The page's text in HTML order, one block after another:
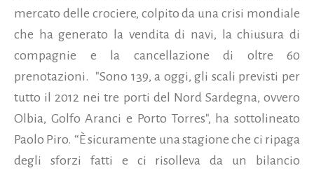
mercato delle crociere, colpito da una crisi mondiale
che ha generato la vendita di navi, la chiusura di
compagnie e la cancellazione di oltre 60
prenotazioni. "Sono 139, a oggi, gli scali previsti per
tutto il 2012 nei tre porti del Nord Sardegna, ovvero
Olbia, Golfo Aranci e Porto Torres", ha sottolineato
Paolo Piro. “È sicuramente una stagione che ci ripaga
degli sforzi fatti e ci risolleva da un bilancio